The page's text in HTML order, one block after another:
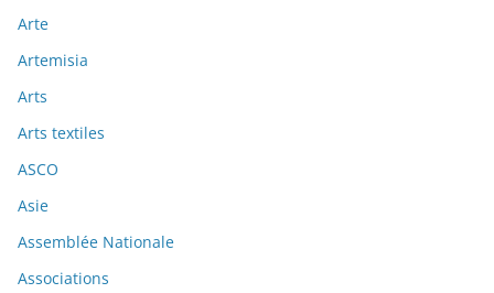
Arte
Artemisia
Arts
Arts textiles
ASCO
Asie
Assemblée Nationale
Associations